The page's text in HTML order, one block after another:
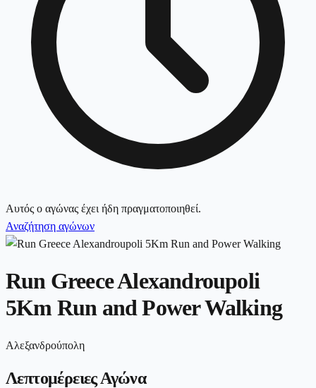
Αυτός ο αγώνας έχει ήδη πραγματοποιηθεί.
Αναζήτηση αγώνων
Run Greece Alexandroupoli
5Km Run and Power Walking
Αλεξανδρούπολη
Λεπτομέρειες Αγώνα